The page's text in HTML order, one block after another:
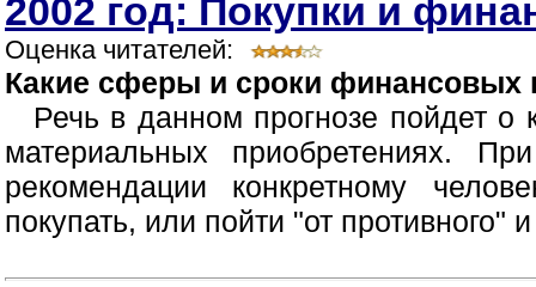
2002 год: Покупки и
Оценка читателей:
Какие сферы и сроки финансовых
Речь в данном прогнозе пойдет о
материальных приобретениях.
рекомендации конкретному
покупать, или пойти "от противного"